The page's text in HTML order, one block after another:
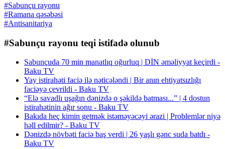
#Sabunçu rayonu
#Ramana qəsəbəsi
#Antisanitariya
#Sabunçu rayonu teqi istifadə olunub
Sabunçuda 70 min manatlıq oğurluq | DİN əməliyyat keçirdi -
Baku TV
Yay istirahəti faciə ilə nəticələndi | Bir anın ehtiyatsızlığı
faciəyə çevrildi - Baku TV
“Elə savadlı uşağın dənizdə o şəkildə batması...” | 4 dostun
istirahətinin ağır sonu - Baku TV
Bakıda heç kimin getmək istəməyəcəyi ərazi | Problemlər niyə
həll edilmir? - Baku TV
Dənizdə növbəti faciə baş verdi | 26 yaşlı gənc suda batdı -
Baku TV